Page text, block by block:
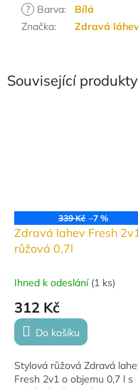
Související produkty
339 Kč –7 %
Zdravá lahev Fresh
růžová 0,7l
Ihned k odeslání (1 ks)
312 Kč
Do košíku
Stylová růžová Zdravá
Fresh 2v1 o objemu 0,7 l s
?
Barva:
Bílá
Značka: Zdravá